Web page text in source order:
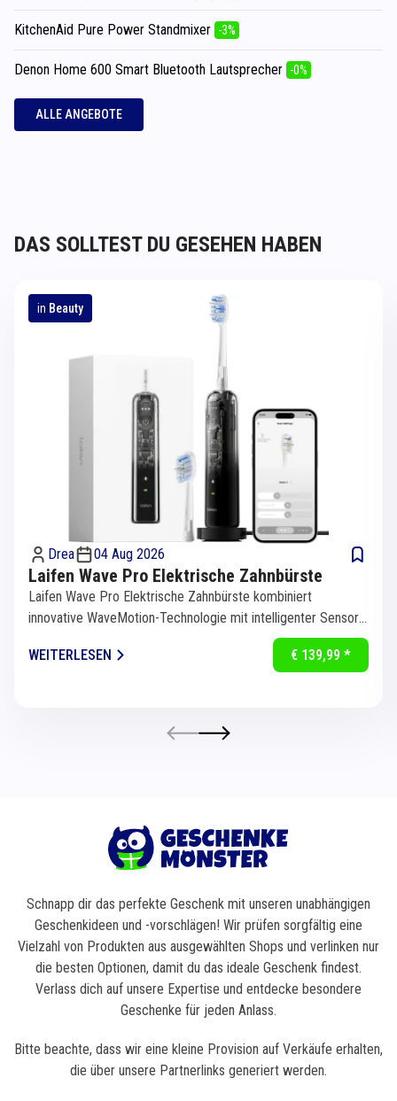
KitchenAid Pure Power Standmixer -3%
Denon Home 600 Smart Bluetooth Lautsprecher -0%
ALLE ANGEBOTE
DAS SOLLTEST DU GESEHEN HABEN
in Beauty
Drea 04 Aug 2026
Laifen Wave Pro Elektrische Zahnbürste
Laifen Wave Pro Elektrische Zahnbürste kombiniert
innovative WaveMotion-Technologie mit intelligenter Sensorik
WEITERLESEN
€ 139,99 *
Schnapp dir das perfekte Geschenk mit unseren unabhängigen
Geschenkideen und -vorschlägen! Wir prüfen sorgfältig eine
Vielzahl von Produkten aus ausgewählten Shops und verlinken nur
die besten Optionen, damit du das ideale Geschenk findest.
Verlass dich auf unsere Expertise und entdecke besondere
Geschenke für jeden Anlass.
Bitte beachte, dass wir eine kleine Provision auf Verkäufe erhalten,
die über unsere Partnerlinks generiert werden.